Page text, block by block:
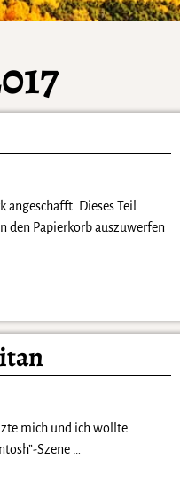
Dieses Teil
den Papierkorb auszuwerfen
mich und ich wollte
Szene